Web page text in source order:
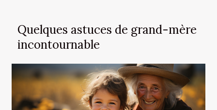
Quelques astuces de grand-mère
incontournable